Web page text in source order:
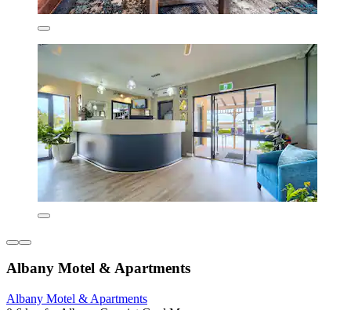
Albany Motel & Apartments
Albany Motel & Apartments